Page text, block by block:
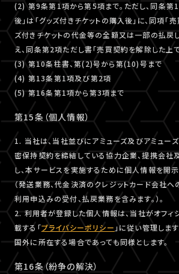
(2) 第9条第1項から第5項まで。ただし、同条第
後」は「グッズ付きチケットの購入後」に、同項「
ズ付きチケットの代金等の全額又は一部の払戻
え、同条第2項ただし書「売買契約を解除した上で
(3) 第10条柱書、第(2)号から第(10)号まで
(4) 第13条第1項及び第2項
(5) 第16条第1項から第3項まで
第15条（個人情報）
1. 当社は、当社並びにアミューズ及びアミュー
密保持契約を締結している協力企業、提携会
し、本サービスを実施するために個人情報を開
（発送業務、代金決済のクレジットカード会社へ
利用申込みの受付、払戻業務を含みます。）。
2. 利用者が登録した個人情報は、当社がオフィ
載する「プライバシーポリシー 」に従い管理しま
国外に所在する場合であっても同様とします。
第16条（紛争の解決）